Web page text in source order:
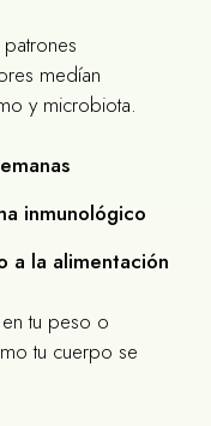
medían
y microbiota.
inmunológico
a la alimentación
tu peso o
tu cuerpo se